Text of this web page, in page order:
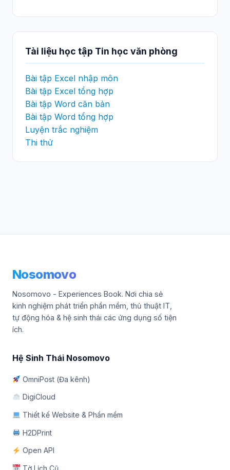
Tài liệu học tập Tin học văn phòng
Bài tập Excel nhập môn
Bài tập Excel tổng hợp
Bài tập Word căn bản
Bài tập Word tổng hợp
Luyện trắc nghiệm
Thi thử
Nosomovo
Nosomovo - Experiences Book. Nơi chia sẻ
kinh nghiệm phát triển phần mềm, thủ thuật IT,
tự động hóa & hệ sinh thái các ứng dụng số tiện
ích.
Hệ Sinh Thái Nosomovo
OmniPost (Đa kênh)
DigiCloud
Thiết kế Website & Phần mềm
H2DPrint
Open API
Tờ Lịch Cũ